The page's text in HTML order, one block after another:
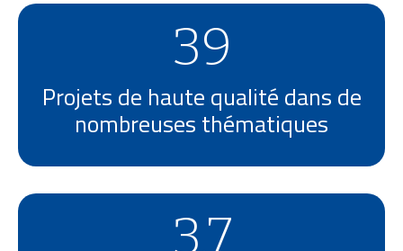
39
Projets de haute qualité dans de
nombreuses thématiques
3,7